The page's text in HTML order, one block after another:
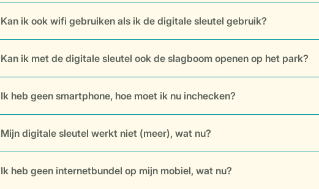
Kan ik ook wifi gebruiken als ik de digitale sleutel gebruik?
Kan ik met de digitale sleutel ook de slagboom openen op het park?
Ik heb geen smartphone, hoe moet ik nu inchecken?
Mijn digitale sleutel werkt niet (meer), wat nu?
Ik heb geen internetbundel op mijn mobiel, wat nu?